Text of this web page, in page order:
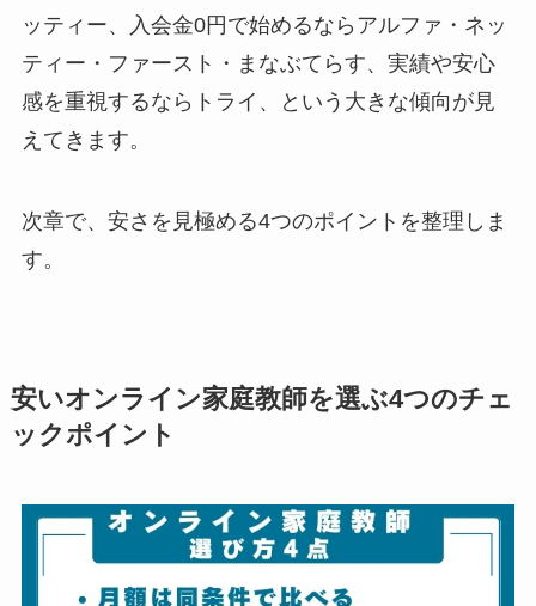
ッティー、入会金0円で始めるならアルファ・ネッ
ティー・ファースト・まなぶてらす、実績や安心
感を重視するならトライ、という大きな傾向が見
えてきます。
次章で、安さを見極める4つのポイントを整理しま
す。
安いオンライン家庭教師を選ぶ4つのチェ
ックポイント